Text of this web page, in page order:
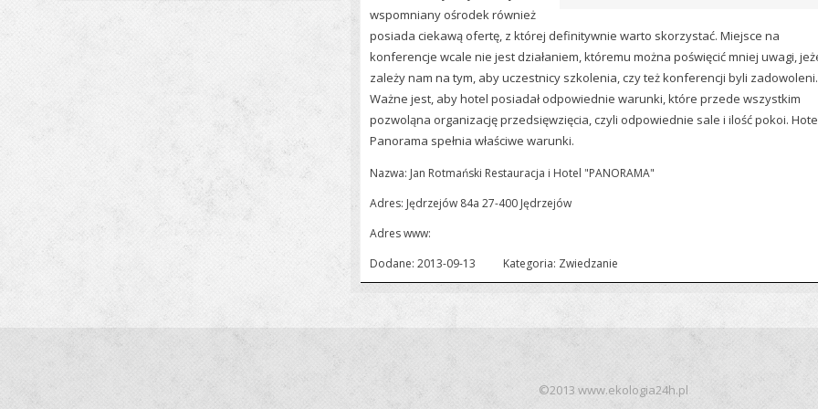
wspomniany ośrodek również
posiada ciekawą ofertę, z której definitywnie warto skorzystać. Miejsce na
konferencje wcale nie jest działaniem, któremu można poświęcić mniej uwagi,
zależy nam na tym, aby uczestnicy szkolenia, czy też konferencji byli zadowoleni.
Ważne jest, aby hotel posiadał odpowiednie warunki, które przede wszystkim
pozwoląna organizację przedsięwzięcia, czyli odpowiednie sale i ilość pokoi.
Panorama spełnia właściwe warunki.
Nazwa: Jan Rotmański Restauracja i Hotel "PANORAMA"
Adres: Jędrzejów 84a 27-400 Jędrzejów
Adres www:
Dodane: 2013-09-13
Kategoria: Zwiedzanie
©2013 www.ekologia24h.pl